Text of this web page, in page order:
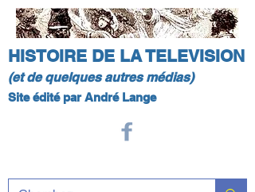
HISTOIRE DE LA TELEVISION
(et de quelques autres médias)
Site édité par André Lange